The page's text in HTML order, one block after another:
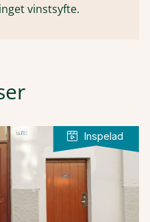
vinstsyfte.